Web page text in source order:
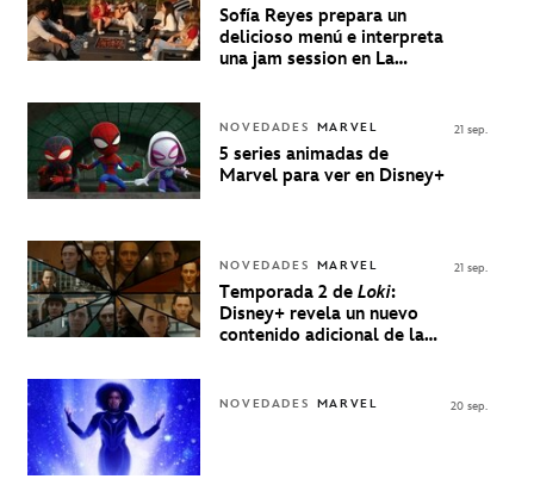
Sofía Reyes prepara un
delicioso menú e interpreta
una jam session en La
NOVEDADES MARVEL
5 series animadas de
Marvel para ver en Disney+
21 sep.
NOVEDADES MARVEL
Temporada 2 de Loki:
Disney+ revela un nuevo
contenido adicional de la
21 sep.
NOVEDADES MARVEL 20 sep.